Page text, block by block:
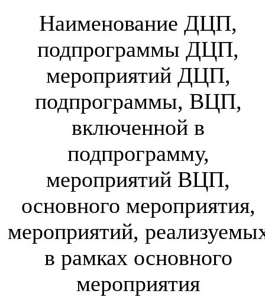
Наименование ДЦП,
подпрограммы ДЦП,
мероприятий ДЦП,
подпрограммы, ВЦП,
включенной в
подпрограмму,
мероприятий ВЦП,
основного мероприятия,
мероприятий,
в рамках основного
мероприятия